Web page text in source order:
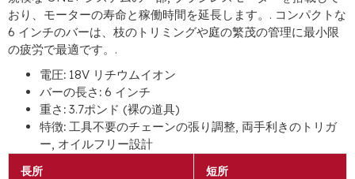
おり、モーターの寿命と稼働時間を延長します。. コンパクトな
6 インチのバーは、枝のトリミングや庭の繁茂の管理に最小限
の疲労で最適です。.
電圧: 18V リチウムイオン
バーの長さ: 6 インチ
重さ: 3.7ポンド (裸の道具)
特徴: 工具不要のチェーンの張り調整, 両手利きのトリガ
ー, オイルフリー設計
長所 短所